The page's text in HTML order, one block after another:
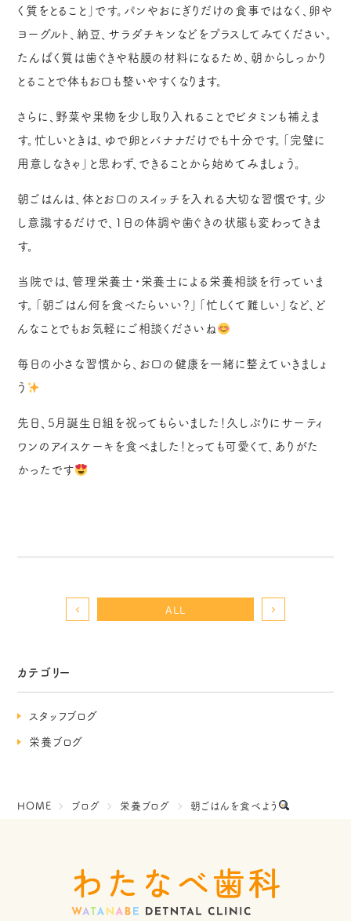
カテゴリー
スタッフブログ
栄養ブログ
く質をとること」です。パンやおにぎりだけの食事ではなく、卵や
ヨーグルト、納豆、サラダチキンなどをプラスしてみてください。
たんぱく質は歯ぐきや粘膜の材料になるため、朝からしっかり
とることで体もお口も整いやすくなります。
さらに、野菜や果物を少し取り入れることでビタミンも補えま
す。忙しいときは、ゆで卵とバナナだけでも十分です。「完璧に
用意しなきゃ」と思わず、できることから始めてみましょう。
朝ごはんは、体とお口のスイッチを入れる大切な習慣です。少
し意識するだけで、1日の体調や歯ぐきの状態も変わってきま
す。
当院では、管理栄養士・栄養士による栄養相談を行っていま
す。「朝ごはん何を食べたらいい？」「忙しくて難しい」など、ど
んなことでもお気軽にご相談くださいね
毎日の小さな習慣から、お口の健康を一緒に整えていきましょ
う
先日、5月誕生日組を祝ってもらいました！久しぶりにサーティ
ワンのアイスケーキを食べました！とっても可愛くて、ありがた
かったです
ALL
HOME ブログ 栄養ブログ 朝ごはんを食べよう